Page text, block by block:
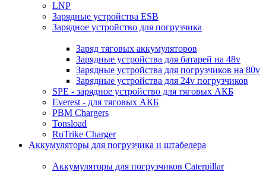
LNP
Зарядные устройства ESB
Зарядное устройство для погрузчика
Заряд тяговых аккумуляторов
Зарядные устройства для батарей на 48v
Зарядные устройства для погрузчиков на 80v
Зарядные устройства для 24v погрузчиков
SPE - зарядное устройство для тяговых АКБ
Everest - для тяговых АКБ
PBM Chargers
Tonsload
RuTrike Charger
Аккумуляторы для погрузчика и штабелера
Аккумуляторы для погрузчиков Caterpillar